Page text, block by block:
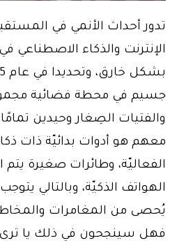
تدور أحداث الأنمي في
الإنترنت والذكاء الاصطناعي
جسيم في محطة فضائية
والفتيات الصِغار وحيدين
معهم هو أدوات بدائيّة ذات
الفعاليّة، وطائرات صغيرة يتم
الهواتف الذكيّة، وبالتالي
يُحصى من المغامرات
فهل سينجحون في ذلك يا